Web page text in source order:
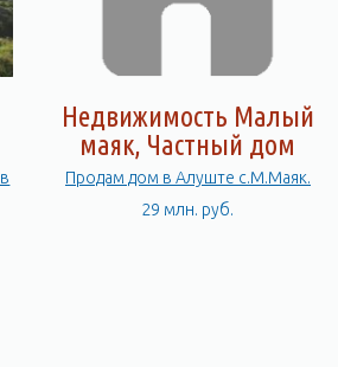
Недвижимость Малый
маяк, Частный дом
Продам дом в Алуште с.М.Маяк.
29 млн. руб.